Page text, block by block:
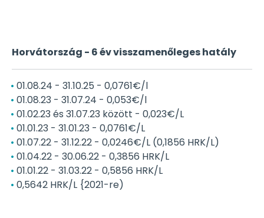
Horvátország - 6 év visszamenőleges hatály
01.08.24 - 31.10.25 - 0,0761€/l
01.08.23 - 31.07.24 - 0,053€/l
01.02.23 és 31.07.23 között - 0,023€/L
01.01.23 - 31.01.23 - 0,0761€/L
01.07.22 - 31.12.22 - 0,0246€/L (0,1856 HRK/L)
01.04.22 - 30.06.22 - 0,3856 HRK/L
01.01.22 - 31.03.22 - 0,5856 HRK/L
0,5642 HRK/L {2021-re)